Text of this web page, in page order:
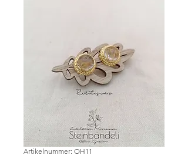
Artikelnummer: OH11